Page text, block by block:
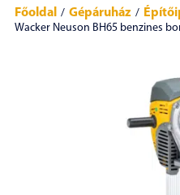
Főoldal / Gépáruház /
Wacker Neuson BH65 benzines